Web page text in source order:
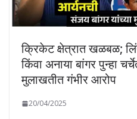
क्रिकेट क्षेत्रात खळबळ;
किंवा अनाया बांगर पुन्हा
मुलाखतीत गंभीर आरोप
20/04/2025